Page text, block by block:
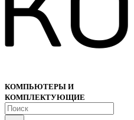
КОМПЬЮТЕРЫ И
КОМПЛЕКТУЮЩИЕ